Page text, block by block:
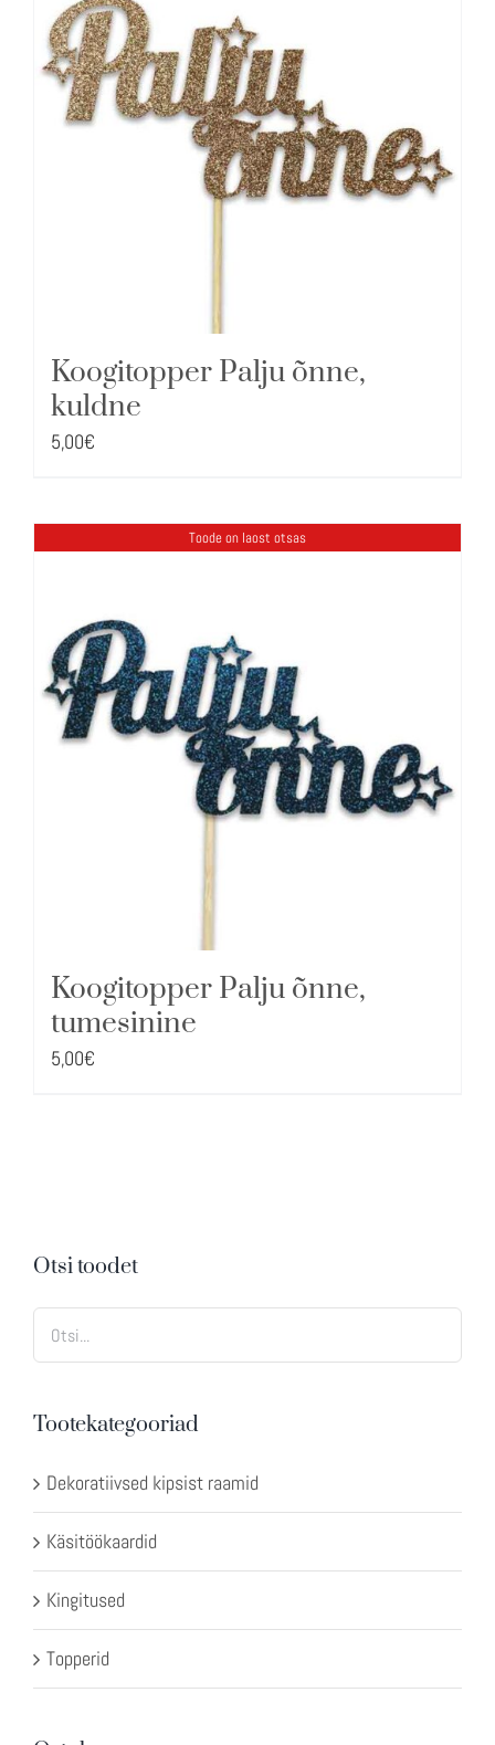
Koogitopper Palju õnne,
kuldne
5,00€
Toode on laost otsas
Koogitopper Palju õnne,
tumesinine
5,00€
Otsi toodet
Tootekategooriad
Dekoratiivsed kipsist raamid
Käsitöökaardid
Kingitused
Topperid